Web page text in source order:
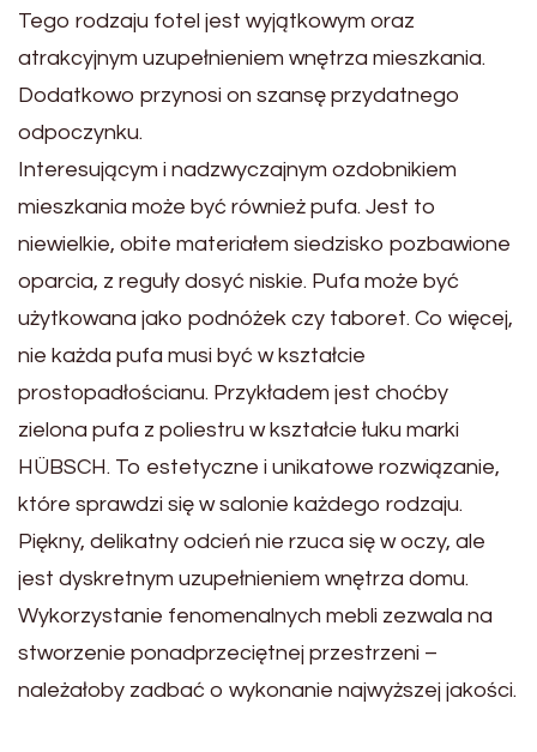
Tego rodzaju fotel jest wyjątkowym oraz
atrakcyjnym uzupełnieniem wnętrza mieszkania.
Dodatkowo przynosi on szansę przydatnego
odpoczynku.
Interesującym i nadzwyczajnym ozdobnikiem
mieszkania może być również pufa. Jest to
niewielkie, obite materiałem siedzisko pozbawione
oparcia, z reguły dosyć niskie. Pufa może być
użytkowana jako podnóżek czy taboret. Co więcej,
nie każda pufa musi być w kształcie
prostopadłościanu. Przykładem jest choćby
zielona pufa z poliestru w kształcie łuku marki
HÜBSCH. To estetyczne i unikatowe rozwiązanie,
które sprawdzi się w salonie każdego rodzaju.
Piękny, delikatny odcień nie rzuca się w oczy, ale
jest dyskretnym uzupełnieniem wnętrza domu.
Wykorzystanie fenomenalnych mebli zezwala na
stworzenie ponadprzeciętnej przestrzeni –
należałoby zadbać o wykonanie najwyższej jakości.